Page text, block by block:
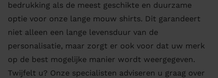
bedrukking als de meest geschikte en duurzame
optie voor onze lange mouw shirts. Dit garandeert
niet alleen een lange levensduur van de
personalisatie, maar zorgt er ook voor dat uw merk
op de best mogelijke manier wordt weergegeven.
Twijfelt u? Onze specialisten adviseren u graag over